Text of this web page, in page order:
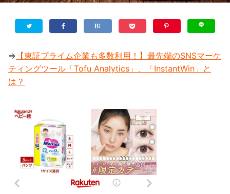
⇒ 【東証プライム企業も多数利用！】最先端のSNSマーケ
ティングツール「Tofu Analytics」、「InstantWin」と
は？